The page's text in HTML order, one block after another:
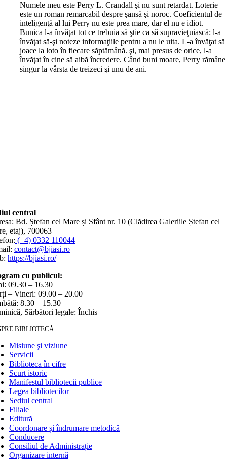
Numele meu este Perry L. Crandall şi nu sunt retardat. Loterie
este un roman remarcabil despre şansă şi noroc. Coeficientul de
inteligenţă al lui Perry nu este prea mare, dar el nu e idiot.
Bunica l-a învăţat tot ce trebuia să ştie ca să supravieţuiască: l-a
învăţat să-şi noteze informaţiile pentru a nu le uita. L-a învăţat să
joace la loto în fiecare săptămână. şi, mai presus de orice, l-a
învăţat în cine să aibă încredere. Când buni moare, Perry rămâne
singur la vârsta de treizeci şi unu de ani.
central
Bd. Ștefan cel Mare și Sfânt nr. 10 (Clădirea Galeriile Ștefan cel
etaj), 700063
(+4) 0332 110044
contact@bjiasi.ro
https://bjiasi.ro/
cu publicul:
09.30 – 16.30
– Vineri: 09.00 – 20.00
8.30 – 15.30
Sărbători legale: Închis
BIBLIOTECĂ
Misiune şi viziune
Servicii
Biblioteca în cifre
Scurt istoric
Manifestul bibliotecii publice
Legea bibliotecilor
Sediul central
Filiale
Editură
Coordonare și îndrumare metodică
Conducere
Consiliul de Administrație
Organizare internă